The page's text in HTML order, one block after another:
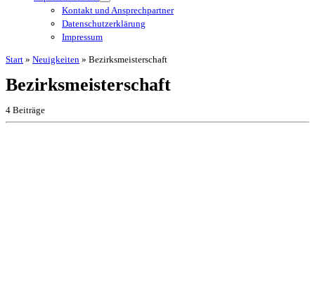
Kontakt und Ansprechpartner
Datenschutzerklärung
Impressum
Start » Neuigkeiten » Bezirksmeisterschaft
Bezirksmeisterschaft
4 Beiträge